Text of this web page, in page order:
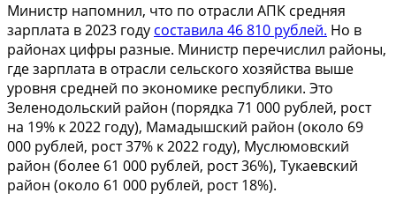
Министр напомнил, что по отрасли АПК средняя
зарплата в 2023 году составила 46 810 рублей. Но в
районах цифры разные. Министр перечислил районы,
где зарплата в отрасли сельского хозяйства выше
уровня средней по экономике республики. Это
Зеленодольский район (порядка 71 000 рублей, рост
на 19% к 2022 году), Мамадышский район (около 69
000 рублей, рост 37% к 2022 году), Муслюмовский
район (более 61 000 рублей, рост 36%), Тукаевский
район (около 61 000 рублей, рост 18%).